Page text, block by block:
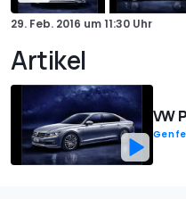
29. Feb. 2016 um11:30 Uhr
Artikel
VW